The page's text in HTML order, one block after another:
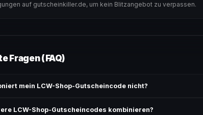
auf gutscheinkiller.de, um kein Blitzangebot zu verpassen.
Fragen (FAQ)
mein LCW-Shop-Gutscheincode nicht?
du unter „Details".
LCW-Shop-Gutscheincodes kombinieren?